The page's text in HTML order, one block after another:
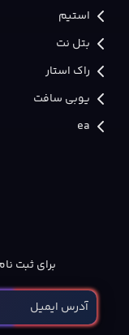
استیم
بتل نت
راک استار
یوبی سافت
ea
برای ثبت